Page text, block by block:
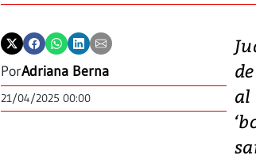
PorAdriana Berna
21/04/2025 00:00
al